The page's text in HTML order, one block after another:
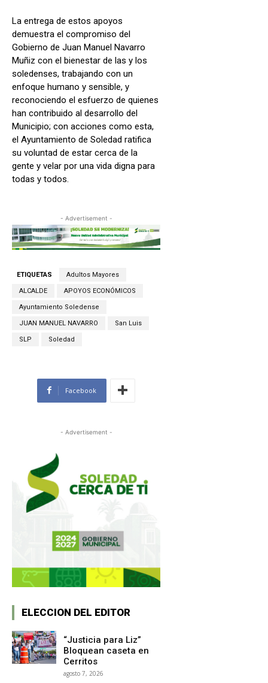
La entrega de estos apoyos
demuestra el compromiso del
Gobierno de Juan Manuel Navarro
Muñiz con el bienestar de las y los
soledenses, trabajando con un
enfoque humano y sensible, y
reconociendo el esfuerzo de quienes
han contribuido al desarrollo del
Municipio; con acciones como esta,
el Ayuntamiento de Soledad ratifica
su voluntad de estar cerca de la
gente y velar por una vida digna para
todas y todos.
- Advertisement -
ETIQUETAS Adultos Mayores
ALCALDE APOYOS ECONÓMICOS
Ayuntamiento Soledense
JUAN MANUEL NAVARRO San Luis
SLP Soledad
Facebook
- Advertisement -
ELECCION DEL EDITOR
“Justicia para Liz”
Bloquean caseta en
Cerritos
agosto 7, 2026